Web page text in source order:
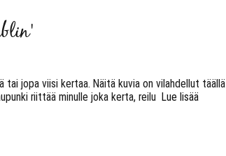
jopa viisi kertaa. Näitä kuvia on vilahdellut täällä
riittää minulle joka kerta, reilu Lue lisää